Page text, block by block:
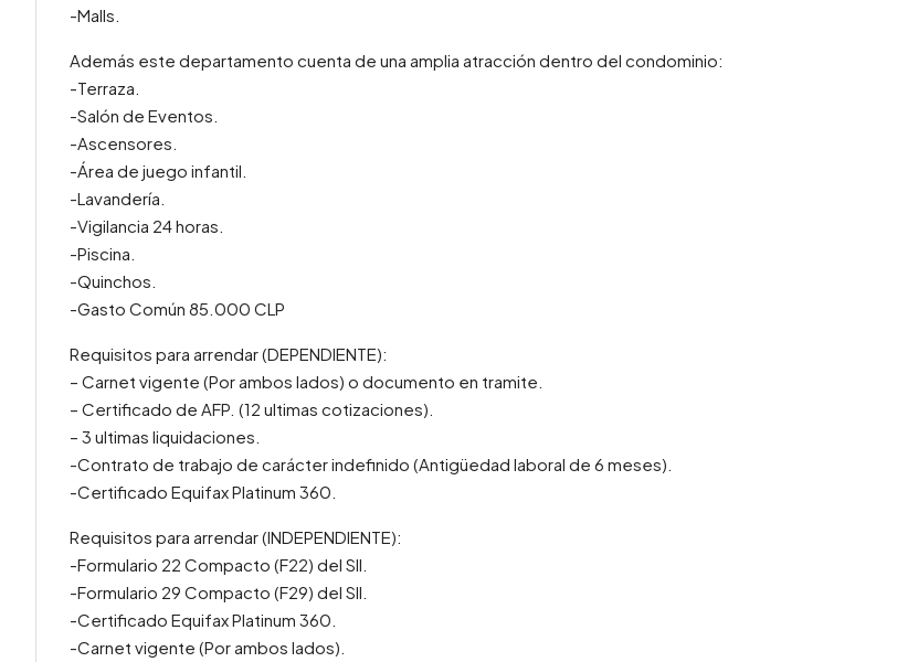
-Malls.
Además este departamento cuenta de una amplia atracción dentro del condominio:
-Terraza.
-Salón de Eventos.
-Ascensores.
-Área de juego infantil.
-Lavandería.
-Vigilancia 24 horas.
-Piscina.
-Quinchos.
-Gasto Común 85.000 CLP
Requisitos para arrendar (DEPENDIENTE):
– Carnet vigente (Por ambos lados) o documento en tramite.
– Certificado de AFP. (12 ultimas cotizaciones).
– 3 ultimas liquidaciones.
-Contrato de trabajo de carácter indefinido (Antigüedad laboral de 6 meses).
-Certificado Equifax Platinum 360.
Requisitos para arrendar (INDEPENDIENTE):
-Formulario 22 Compacto (F22) del SII.
-Formulario 29 Compacto (F29) del SII.
-Certificado Equifax Platinum 360.
-Carnet vigente (Por ambos lados).